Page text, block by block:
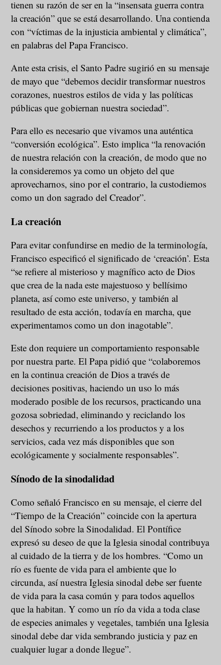
tienen su razón de ser en la “insensata guerra contra
la creación” que se está desarrollando. Una contienda
con “víctimas de la injusticia ambiental y climática”,
en palabras del Papa Francisco.
Ante esta crisis, el Santo Padre sugirió en su mensaje
de mayo que “debemos decidir transformar nuestros
corazones, nuestros estilos de vida y las políticas
públicas que gobiernan nuestra sociedad”.
Para ello es necesario que vivamos una auténtica
“conversión ecológica”. Esto implica “la renovación
de nuestra relación con la creación, de modo que no
la consideremos ya como un objeto del que
aprovecharnos, sino por el contrario, la custodiemos
como un don sagrado del Creador”.
La creación
Para evitar confundirse en medio de la terminología,
Francisco especificó el significado de ‘creación’. Esta
“se refiere al misterioso y magnífico acto de Dios
que crea de la nada este majestuoso y bellísimo
planeta, así como este universo, y también al
resultado de esta acción, todavía en marcha, que
experimentamos como un don inagotable”.
Este don requiere un comportamiento responsable
por nuestra parte. El Papa pidió que “colaboremos
en la continua creación de Dios a través de
decisiones positivas, haciendo un uso lo más
moderado posible de los recursos, practicando una
gozosa sobriedad, eliminando y reciclando los
desechos y recurriendo a los productos y a los
servicios, cada vez más disponibles que son
ecológicamente y socialmente responsables”.
Sínodo de la sinodalidad
Como señaló Francisco en su mensaje, el cierre del
“Tiempo de la Creación” coincide con la apertura
del Sínodo sobre la Sinodalidad. El Pontífice
expresó su deseo de que la Iglesia sinodal contribuya
al cuidado de la tierra y de los hombres. “Como un
río es fuente de vida para el ambiente que lo
circunda, así nuestra Iglesia sinodal debe ser fuente
de vida para la casa común y para todos aquellos
que la habitan. Y como un río da vida a toda clase
de especies animales y vegetales, también una Iglesia
sinodal debe dar vida sembrando justicia y paz en
cualquier lugar a donde llegue”.